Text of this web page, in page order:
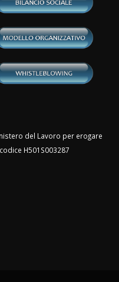
del Lavoro per erogare
H501S003287